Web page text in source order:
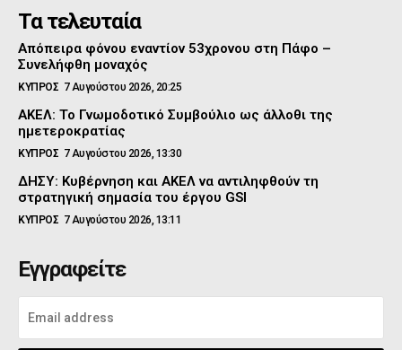
Τα τελευταία
Απόπειρα φόνου εναντίον 53χρονου στη Πάφο –
Συνελήφθη μοναχός
ΚΥΠΡΟΣ 7 Αυγούστου 2026, 20:25
ΑΚΕΛ: Το Γνωμοδοτικό Συμβούλιο ως άλλοθι της
ημετεροκρατίας
ΚΥΠΡΟΣ 7 Αυγούστου 2026, 13:30
ΔΗΣΥ: Κυβέρνηση και ΑΚΕΛ να αντιληφθούν τη
στρατηγική σημασία του έργου GSI
ΚΥΠΡΟΣ 7 Αυγούστου 2026, 13:11
Εγγραφείτε